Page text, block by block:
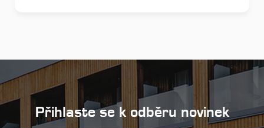
Přihlaste se k odběru novinek